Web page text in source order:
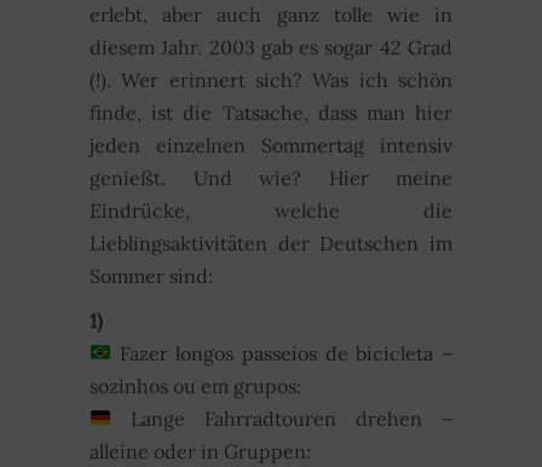
erlebt, aber auch ganz tolle wie in
diesem Jahr. 2003 gab es sogar 42 Grad
(!). Wer erinnert sich? Was ich schön
finde, ist die Tatsache, dass man hier
jeden einzelnen Sommertag intensiv
genießt. Und wie? Hier meine
Eindrücke, welche die
Lieblingsaktivitäten der Deutschen im
Sommer sind:
1)
Fazer longos passeios de bicicleta –
sozinhos ou em grupos:
Lange Fahrradtouren drehen –
alleine oder in Gruppen: